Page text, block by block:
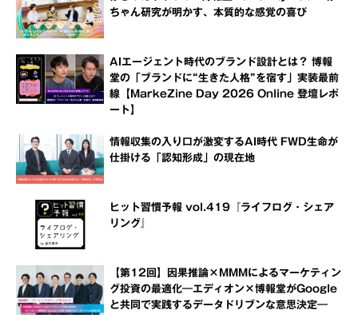
ちゃん研究が明かす、本質的な感覚の喜び
AIエージェント時代のブランド設計とは？ 博報
堂の「ブランドに“生きた人格”を宿す」実装最前
線【MarkeZine Day 2026 Online 登壇レポ
ート】
情報収集の入り口が激変するAI時代 FWD生命が
仕掛ける「認知形成」の現在地
ヒット習慣予報 vol.419『ライフログ・シェア
リング』
【第12回】因果推論×MMMによるマーケティン
グ投資の最適化―エディオン×博報堂がGoogle
と共同で実践するデータドリブンな意思決定―